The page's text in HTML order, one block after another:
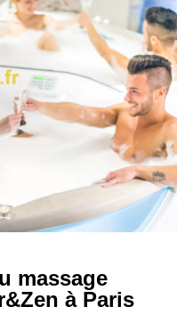
massage
à Paris